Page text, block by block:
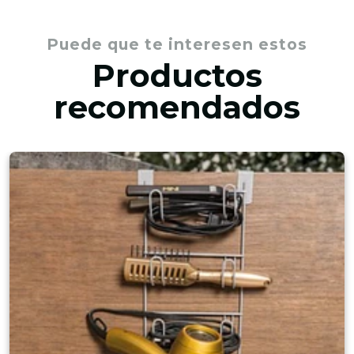
Puede que te interesen estos
Productos
recomendados